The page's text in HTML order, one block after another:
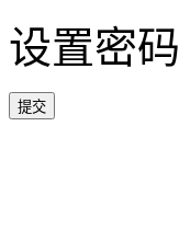
设置密码